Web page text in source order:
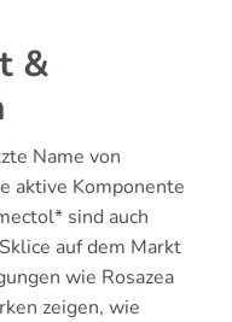
&
Name von
aktive Komponente
sind auch
auf dem Markt
wie Rosazea
zeigen, wie